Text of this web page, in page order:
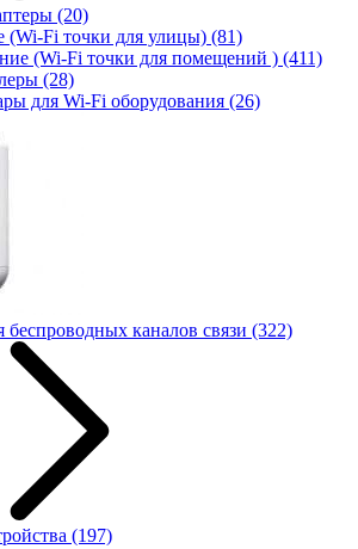
(20)
Fi точки для улицы) (81)
(Wi-Fi точки для помещений ) (411)
(28)
для Wi-Fi оборудования (26)
беспроводных каналов связи (322)
(197)